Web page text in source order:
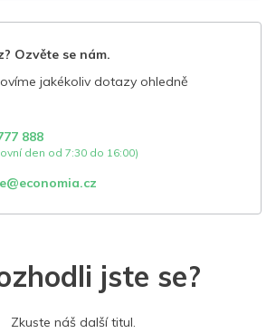
Ozvěte se nám.
jakékoliv dotazy ohledně
888
den od 7:30 do 16:00)
jste se?
Zkuste náš další titul.